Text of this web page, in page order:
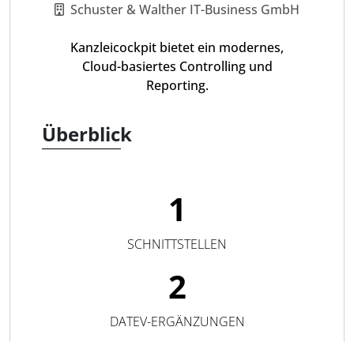
Schuster & Walther IT-Business GmbH
Kanzleicockpit bietet ein modernes,
Cloud-basiertes Controlling und
Reporting.
Überblick
1
SCHNITTSTELLEN
2
DATEV-ERGÄNZUNGEN